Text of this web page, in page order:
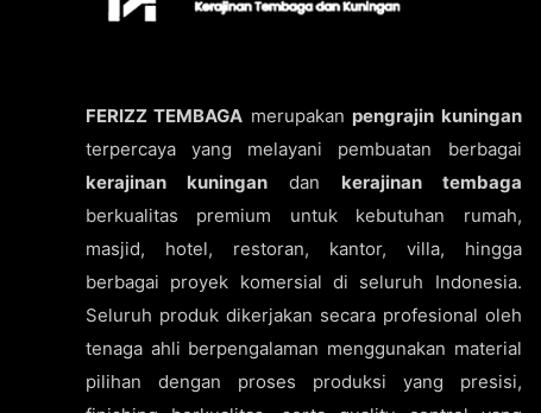
FERIZZ TEMBAGA merupakan pengrajin kuningan
terpercaya yang melayani pembuatan berbagai
kerajinan kuningandan kerajinan tembaga
berkualitas premium untuk kebutuhan rumah,
masjid, hotel, restoran, kantor, villa, hingga
berbagai proyek komersial di seluruh Indonesia.
Seluruh produk dikerjakan secara profesional oleh
tenaga ahli berpengalaman menggunakan material
pilihan dengan proses produksi yang presisi,